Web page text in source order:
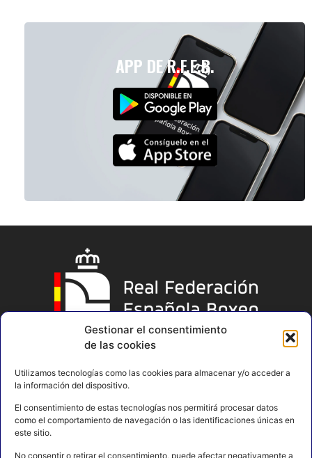
Gestionar el consentimiento
de las cookies
Utilizamos tecnologías como las cookies para almacenar y/o acceder a
la información del dispositivo.
El consentimiento de estas tecnologías nos permitirá procesar datos
como el comportamiento de navegación o las identificaciones únicas en
este sitio.
No consentir o retirar el consentimiento, puede afectar negativamente a
APP DE R.F.E.B.